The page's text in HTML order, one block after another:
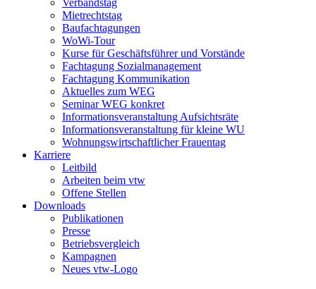
Verbandstag
Mietrechtstag
Baufachtagungen
WoWi-Tour
Kurse für Geschäftsführer und Vorstände
Fachtagung Sozialmanagement
Fachtagung Kommunikation
Aktuelles zum WEG
Seminar WEG konkret
Informationsveranstaltung Aufsichtsräte
Informationsveranstaltung für kleine WU
Wohnungswirtschaftlicher Frauentag
Karriere
Leitbild
Arbeiten beim vtw
Offene Stellen
Downloads
Publikationen
Presse
Betriebsvergleich
Kampagnen
Neues vtw-Logo